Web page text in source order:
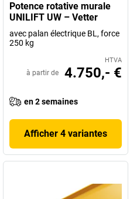
Potence rotative murale
UNILIFT UW – Vetter
avec palan électrique BL, force
250 kg
HTVA
à partir de 4.750,- €
en 2 semaines
Afficher 4 variantes